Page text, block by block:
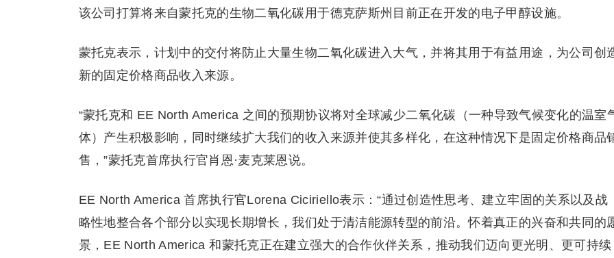
该公司打算将来自蒙托克的生物二氧化碳用于德克萨斯州目前正在开发的电子甲醇设施。
蒙托克表示，计划中的交付将防止大量生物二氧化碳进入大气，并将其用于有益用途，为公司创
新的固定价格商品收入来源。
“蒙托克和 EE North America 之间的预期协议将对全球减少二氧化碳（一种导致气候变化的温室
体）产生积极影响，同时继续扩大我们的收入来源并使其多样化，在这种情况下是固定价格商品
售，”蒙托克首席执行官肖恩·麦克莱恩说。
EE North America 首席执行官Lorena Ciciriello表示：“通过创造性思考、建立牢固的关系以及战
略性地整合各个部分以实现长期增长，我们处于清洁能源转型的前沿。怀着真正的兴奋和共同的
景，EE North America 和蒙托克正在建立强大的合作伙伴关系，推动我们迈向更光明、更可持续